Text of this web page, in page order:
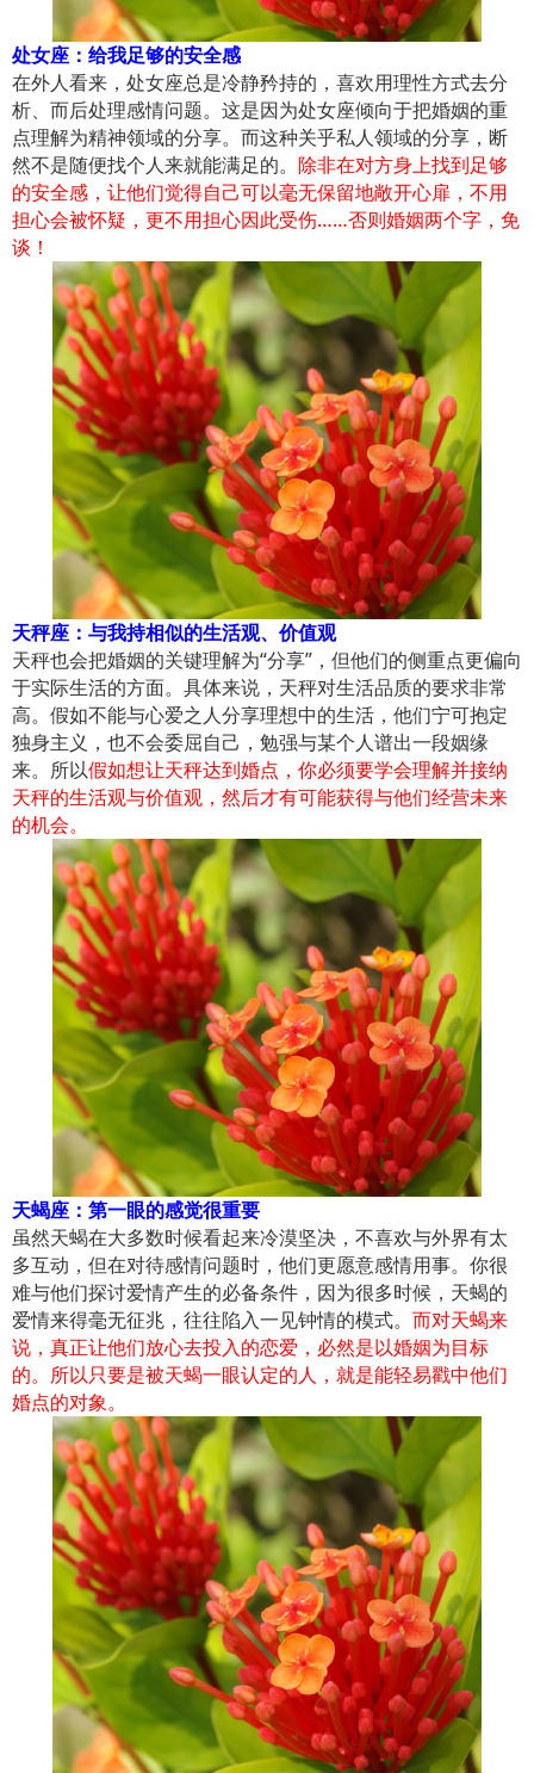
处女座：给我足够的安全感
在外人看来，处女座总是冷静矜持的，喜欢用理性方式去分
析、而后处理感情问题。这是因为处女座倾向于把婚姻的重
点理解为精神领域的分享。而这种关乎私人领域的分享，断
然不是随便找个人来就能满足的。 除非在对方身上找到足够
的安全感，让他们觉得自己可以毫无保留地敞开心扉，不用
担心会被怀疑，更不用担心因此受伤……否则婚姻两个字，免
谈！
天秤座：与我持相似的生活观、价值观
天秤也会把婚姻的关键理解为“分享”，但他们的侧重点更偏向
于实际生活的方面。具体来说，天秤对生活品质的要求非常
高。假如不能与心爱之人分享理想中的生活，他们宁可抱定
独身主义，也不会委屈自己，勉强与某个人谱出一段姻缘
来。所以假如想让天秤达到婚点，你必须要学会理解并接纳
天秤的生活观与价值观，然后才有可能获得与他们经营未来
的机会。
天蝎座：第一眼的感觉很重要
虽然天蝎在大多数时候看起来冷漠坚决，不喜欢与外界有太
多互动，但在对待感情问题时，他们更愿意感情用事。你很
难与他们探讨爱情产生的必备条件，因为很多时候，天蝎的
爱情来得毫无征兆，往往陷入一见钟情的模式。 而对天蝎来
说，真正让他们放心去投入的恋爱，必然是以婚姻为目标
的。所以只要是被天蝎一眼认定的人，就是能轻易戳中他们
婚点的对象。